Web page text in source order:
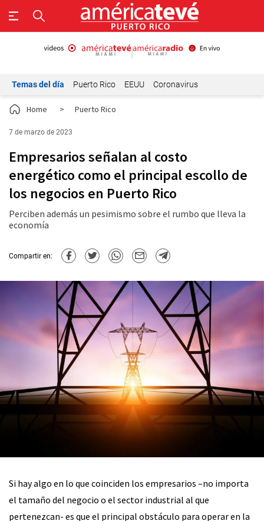
Temas del día Puerto Rico EEUU Coronavirus
Home > Puerto Rico
7 de marzo de 2023
Empresarios señalan al costo
energético como el principal escollo de
los negocios en Puerto Rico
Perciben además un pesimismo sobre el rumbo que lleva la
economía
Compartir en:
Si hay algo en lo que coinciden los empresarios –no importa
el tamaño del negocio o el sector industrial al que
pertenezcan- es que el principal obstáculo para operar en la